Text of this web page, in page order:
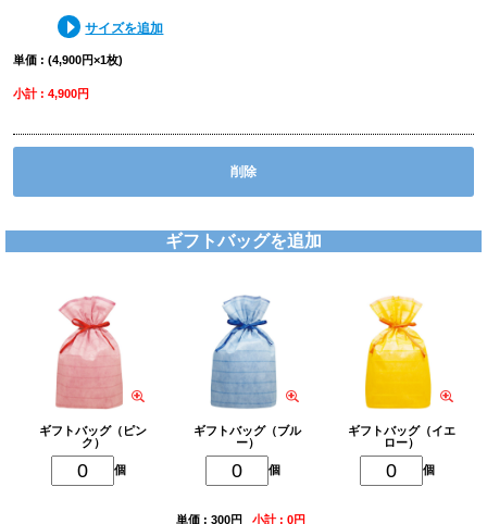
サイズを追加
単価 : (4,900円×1枚)
小計 : 4,900円
削除
ギフトバッグを追加
ギフトバッグ（ピン
ク）
個
ギフトバッグ（ブル
ー）
個
ギフトバッグ（イエ
ロー）
個
単価 : 300円 小計 : 0円